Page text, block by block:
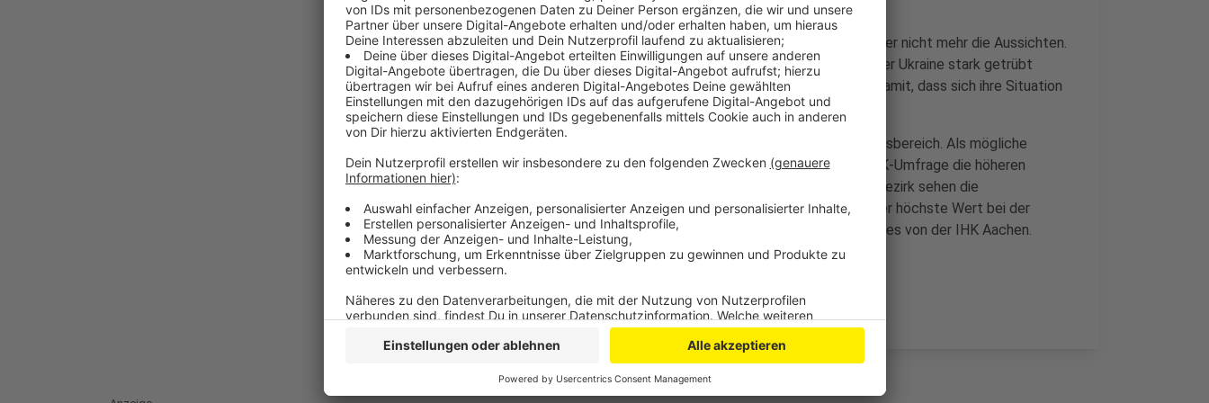
Die aktuelle Lage wird in der Region noch als positiv bewertet, aber nicht mehr die Aussichten.
Die Erwartungen der Betriebe sind durch den Krieg Russlands in der Ukraine stark getrübt
worden. Die Unternehmen rechnen in allen Wirtschaftssektoren damit, dass sich ihre Situation
noch deutlich verschlechtern wird.
Am zuversichtlichsten sind die Aussichten noch im Dienstleistungsbereich. Als mögliche
Hürden für die weitere wirtschaftliche Entwicklung wird in der IHK-Umfrage die höheren
Energie- und Rohstoffpreise angegeben. 83 Prozent im Kammerbezirk sehen die
Preissteigerungen als größte Gefahr für die Konjunktur. Das sei der höchste Wert bei der
Bewertung von Wirtschaftsrisiken seit Erhebung der Daten, heißt es von der IHK Aachen.
Anzeige